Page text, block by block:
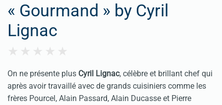
« Gourmand » by Cyril
Lignac
On ne présente plus Cyril Lignac, célèbre et brillant chef qui
après avoir travaillé avec de grands cuisiniers comme les
frères Pourcel, Alain Passard, Alain Ducasse et Pierre